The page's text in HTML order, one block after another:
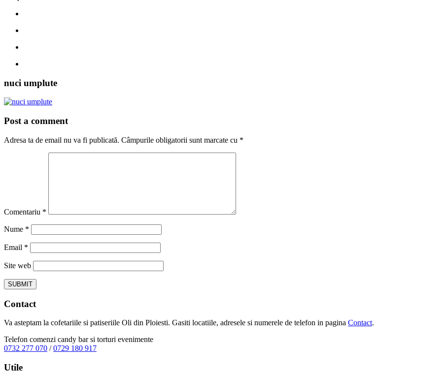
nuci umplute
Post a comment
Adresa ta de email nu va fi publicată. Câmpurile obligatorii sunt marcate cu *
Comentariu *
Nume *
Email *
Site web
Contact
Va asteptam la cofetariile si patiseriile Oli din Ploiesti. Gasiti locatiile, adresele si numerele de telefon in pagina Contact.
Telefon comenzi candy bar si torturi evenimente
0732 277 070 /0729 180 917
Utile